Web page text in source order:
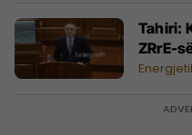
Tahiri:
ZRrE-